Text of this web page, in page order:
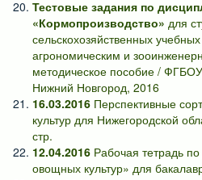
Тестовые задания по
«Кормопроизводство» для
сельскохозяйственных
агрономическим и
методическое пособие /
Нижний Новгород, 2016
16.03.2016 Перспективные
культур для Нижегородской
стр.
12.04.2016 Рабочая тетрадь
овощных культур» для